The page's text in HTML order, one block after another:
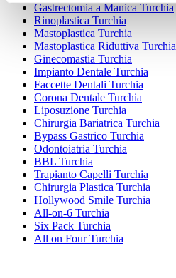
Gastrectomia a Manica Turchia
Rinoplastica Turchia
Mastoplastica Turchia
Mastoplastica Riduttiva Turchia
Ginecomastia Turchia
Impianto Dentale Turchia
Faccette Dentali Turchia
Corona Dentale Turchia
Liposuzione Turchia
Chirurgia Bariatrica Turchia
Bypass Gastrico Turchia
Odontoiatria Turchia
BBL Turchia
Trapianto Capelli Turchia
Chirurgia Plastica Turchia
Hollywood Smile Turchia
All-on-6 Turchia
Six Pack Turchia
All on Four Turchia